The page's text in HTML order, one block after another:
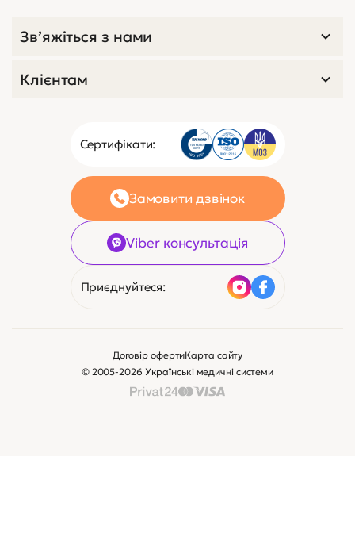
Сертифікати:
Замовити дзвінок
Viber консультація
Приєднуйтеся:
Зв’яжіться з нами
Клієнтам
© 2005-2026 Українські медичні системи
Договір офертиКарта сайту